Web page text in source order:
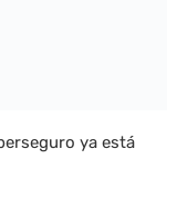
ya está